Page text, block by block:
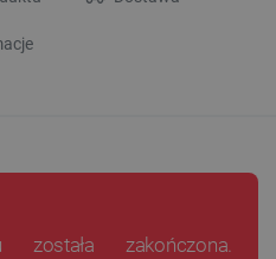
została zakończona.